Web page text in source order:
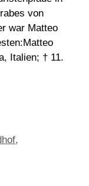
von
war Matteo
Italien; † 11.
,